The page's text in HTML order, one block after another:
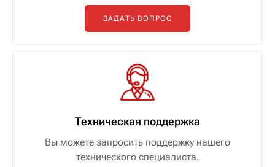
ЗАДАТЬ ВОПРОС
Техническая поддержка
Вы можете запросить поддержку нашего
технического специалиста.